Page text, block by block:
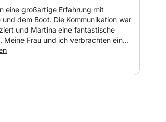
eine großartige Erfahrung mit
und dem Boot. Die Kommunikation war
und Martina eine fantastische
Meine Frau und ich verbrachten einen
Tag bei herrlichem Wetter,